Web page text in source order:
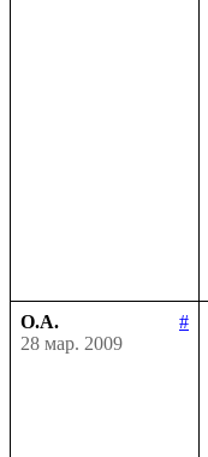
О.А.
#
28 мар. 2009